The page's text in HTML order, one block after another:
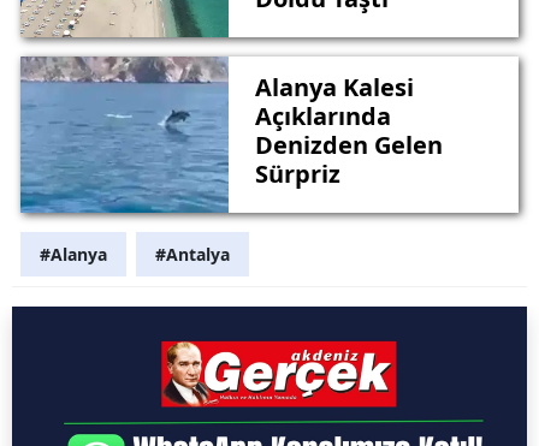
Alanya Kalesi
Açıklarında
Denizden Gelen
Sürpriz
#Alanya #Antalya